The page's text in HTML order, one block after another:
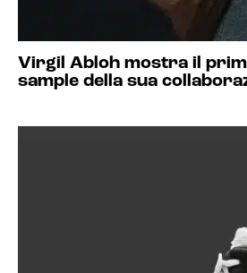
Virgil Abloh mostra il
sample della sua